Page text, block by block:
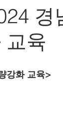
경
육
강화 교육>